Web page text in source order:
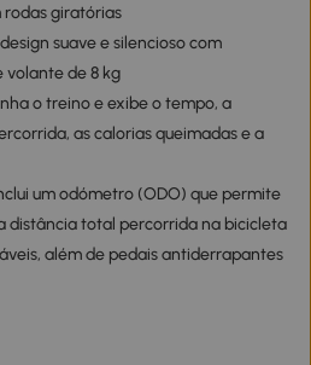
giratórias
suave e silencioso com
volante de 8 kg
o treino e exibe o tempo, a
as calorias queimadas e a
um odómetro (ODO) que permite
distância total percorrida na bicicleta
além de pedais antiderrapantes